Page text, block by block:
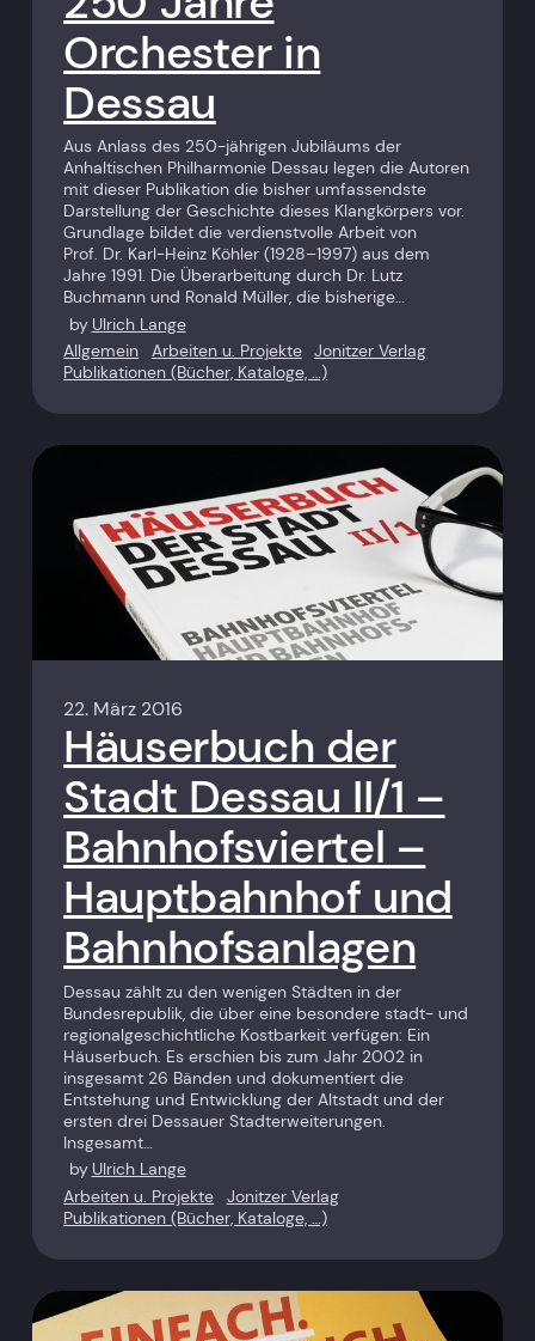
Orchester in
Dessau
Aus Anlass des 250-jährigen Jubiläums der
Anhaltischen Philharmonie Dessau legen die Autoren
mit dieser Publikation die bisher umfassendste
Darstellung der Geschichte dieses Klangkörpers vor.
Grundlage bildet die ­verdienstvolle Arbeit von
Prof. Dr. Karl-Heinz Köhler (1928–1997) aus dem
Jahre 1991. Die Überarbeitung durch Dr. Lutz
Buchmann und Ronald Müller, die bisherige…
by Ulrich Lange
Allgemein
Arbeiten u. Projekte Jonitzer Verlag
Publikationen (Bücher, Kataloge, …)
22. März 2016
Häuserbuch der
Stadt Dessau II/1 –
Bahnhofsviertel –
Hauptbahnhof und
Bahnhofsanlagen
Dessau zählt zu den wenigen Städten in der
Bundesrepublik, die über eine besondere stadt- und
regionalgeschichtliche Kostbarkeit verfügen: Ein
Häuserbuch. Es erschien bis zum Jahr 2002 in
insgesamt 26 Bänden und dokumentiert die
Entstehung und Entwicklung der Altstadt und der
ersten drei Dessauer Stadterweiterungen.
Insgesamt…
by Ulrich Lange
Arbeiten u. Projekte
Jonitzer Verlag
Publikationen (Bücher, Kataloge, …)